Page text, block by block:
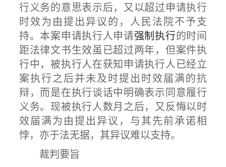
行义务的意思表示后，又以超过申请执行
时效为由提出异议的，人民法院不予支
持。本案申请执行人申请强制执行的时间
距法律文书生效虽已超过两年，但案件执
行中，被执行人在获知申请执行人已经立
案执行之后并未及时提出时效届满的抗
辩，而是在执行谈话中明确表示同意履行
义务。现被执行人数月之后，又反悔以时
效届满为由提出异议，与其先前承诺相
悖，亦于法无据，其异议难以支持。
裁判要旨